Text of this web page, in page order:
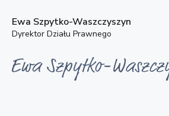
Ewa Szpytko-Waszczyszyn
Dyrektor Działu Prawnego